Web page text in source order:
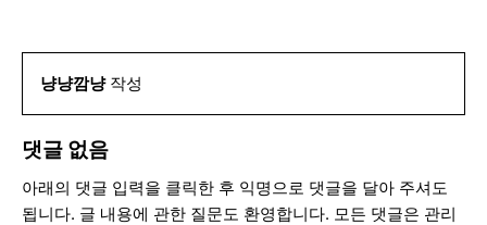
냥냥깜냥작성
댓글 없음
아래의 댓글 입력을 클릭한 후 익명으로 댓글을 달아 주셔도
됩니다. 글 내용에 관한 질문도 환영합니다. 모든 댓글은 관리